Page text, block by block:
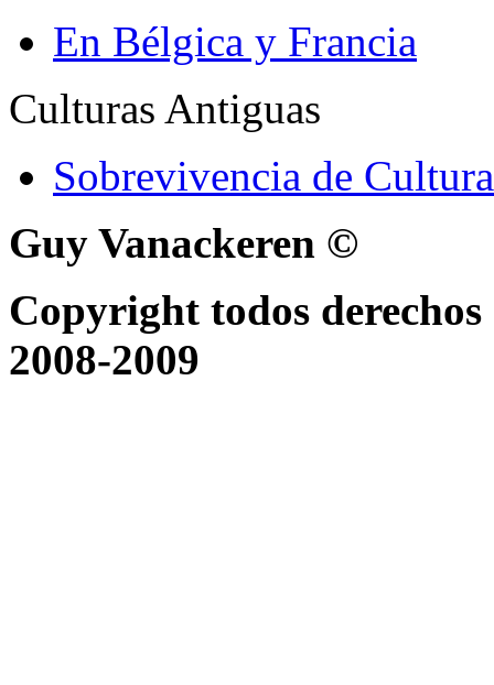
En Bélgica y Francia
Culturas Antiguas
Sobrevivencia de
Guy Vanackeren ©
Copyright todos
2008-2009